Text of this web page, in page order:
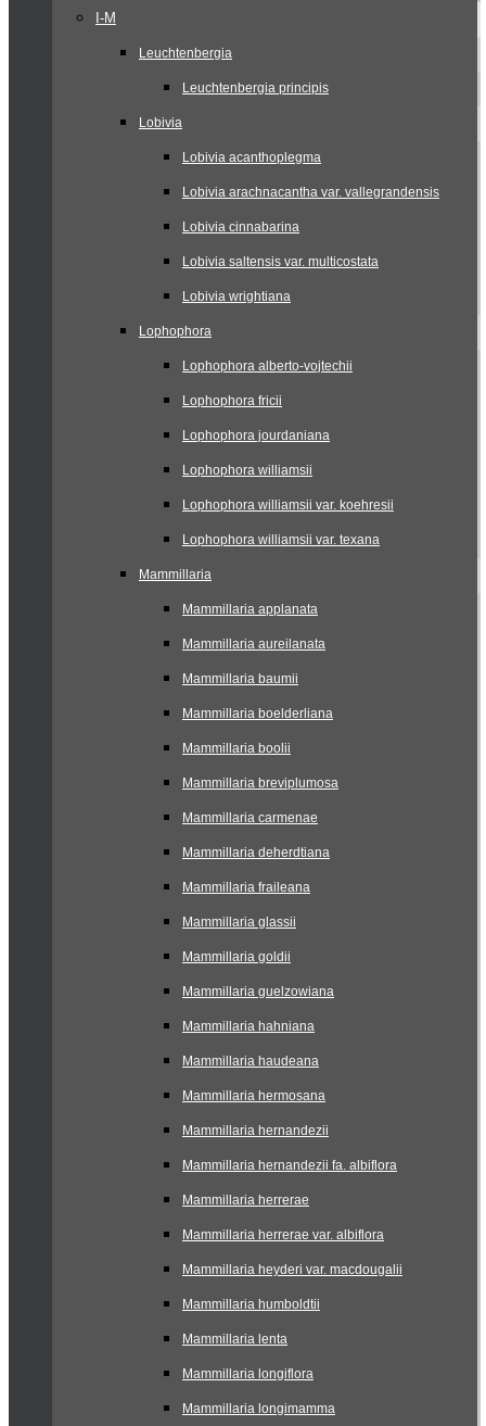
I-M
Leuchtenbergia
Leuchtenbergia principis
Lobivia
Lobivia acanthoplegma
Lobivia arachnacantha var. vallegrandensis
Lobivia cinnabarina
Lobivia saltensis var. multicostata
Lobivia wrightiana
Lophophora
Lophophora alberto-vojtechii
Lophophora fricii
Lophophora jourdaniana
Lophophora williamsii
Lophophora williamsii var. koehresii
Lophophora williamsii var. texana
Mammillaria
Mammillaria applanata
Mammillaria aureilanata
Mammillaria baumii
Mammillaria boelderliana
Mammillaria boolii
Mammillaria breviplumosa
Mammillaria carmenae
Mammillaria deherdtiana
Mammillaria fraileana
Mammillaria glassii
Mammillaria goldii
Mammillaria guelzowiana
Mammillaria hahniana
Mammillaria haudeana
Mammillaria hermosana
Mammillaria hernandezii
Mammillaria hernandezii fa. albiflora
Mammillaria herrerae
Mammillaria herrerae var. albiflora
Mammillaria heyderi var. macdougalii
Mammillaria humboldtii
Mammillaria lenta
Mammillaria longiflora
Mammillaria longimamma